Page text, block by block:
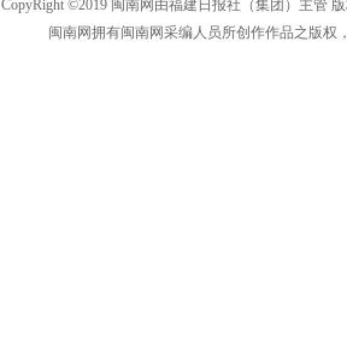
CopyRight ©2019 闽南网由福建日报社（集团）主管
闽南网拥有闽南网采编人员所创作作品之版